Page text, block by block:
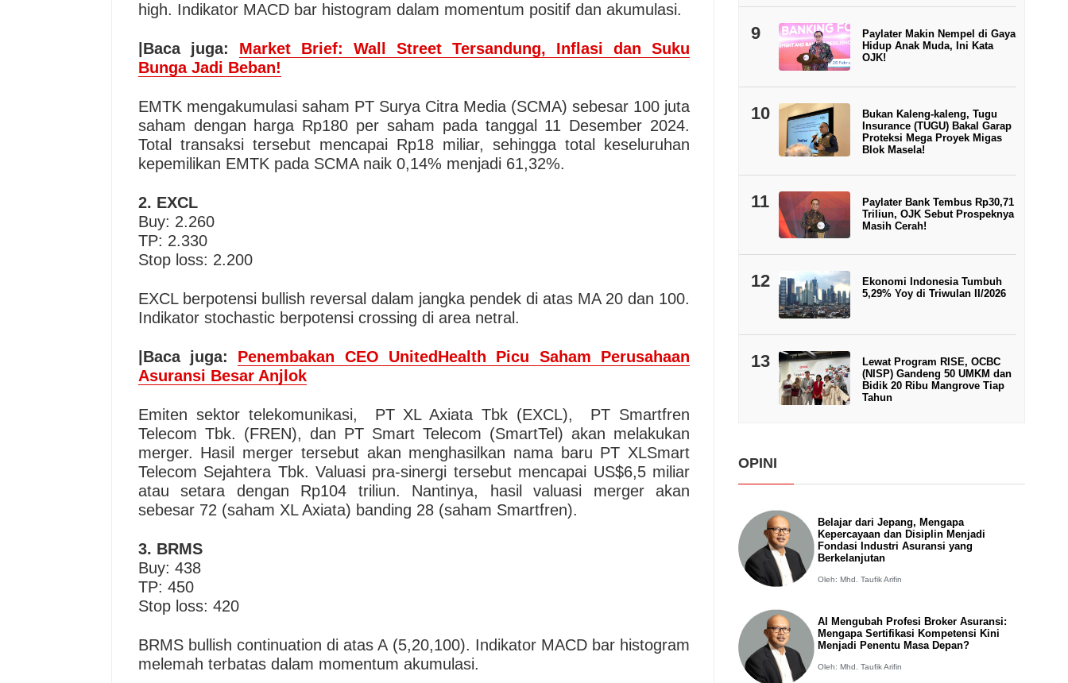
high. Indikator MACD bar histogram dalam momentum positif dan akumulasi.
|Baca juga: Market Brief: Wall Street Tersandung, Inflasi dan Suku
Bunga Jadi Beban!
EMTK mengakumulasi saham PT Surya Citra Media (SCMA) sebesar 100 juta
saham dengan harga Rp180 per saham pada tanggal 11 Desember 2024.
Total transaksi tersebut mencapai Rp18 miliar, sehingga total keseluruhan
kepemilikan EMTK pada SCMA naik 0,14% menjadi 61,32%.
2. EXCL
Buy: 2.260
TP: 2.330
Stop loss: 2.200
EXCL berpotensi bullish reversal dalam jangka pendek di atas MA 20 dan 100.
Indikator stochastic berpotensi crossing di area netral.
|Baca juga: Penembakan CEO UnitedHealth Picu Saham Perusahaan
Asuransi Besar Anjlok
Emiten sektor telekomunikasi, PT XL Axiata Tbk (EXCL), PT Smartfren
Telecom Tbk. (FREN), dan PT Smart Telecom (SmartTel) akan melakukan
merger. Hasil merger tersebut akan menghasilkan nama baru PT XLSmart
Telecom Sejahtera Tbk. Valuasi pra-sinergi tersebut mencapai US$6,5 miliar
atau setara dengan Rp104 triliun. Nantinya, hasil valuasi merger akan
sebesar 72 (saham XL Axiata) banding 28 (saham Smartfren).
3. BRMS
Buy: 438
TP: 450
Stop loss: 420
BRMS bullish continuation di atas A (5,20,100). Indikator MACD bar histogram
melemah terbatas dalam momentum akumulasi.
9
Paylater Makin Nempel di Gaya
Hidup Anak Muda, Ini Kata
OJK!
10
Bukan Kaleng-kaleng, Tugu
Insurance (TUGU) Bakal Garap
Proteksi Mega Proyek Migas
Blok Masela!
11
Paylater Bank Tembus Rp30,71
Triliun, OJK Sebut Prospeknya
Masih Cerah!
12
Ekonomi Indonesia Tumbuh
5,29% Yoy di Triwulan II/2026
13
Lewat Program RISE, OCBC
(NISP) Gandeng 50 UMKM dan
Bidik 20 Ribu Mangrove Tiap
Tahun
OPINI
Belajar dari Jepang, Mengapa
Kepercayaan dan Disiplin Menjadi
Fondasi Industri Asuransi yang
Berkelanjutan
Oleh: Mhd. Taufik Arifin
AI Mengubah Profesi Broker Asuransi:
Mengapa Sertifikasi Kompetensi Kini
Menjadi Penentu Masa Depan?
Oleh: Mhd. Taufik Arifin